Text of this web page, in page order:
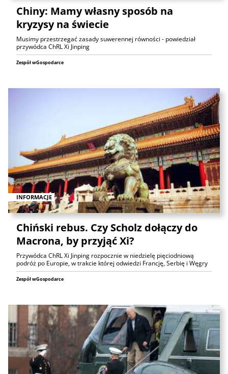
Chiny: Mamy własny sposób na
kryzysy na świecie
Musimy przestrzegać zasady suwerennej równości - powiedział
przywódca ChRL Xi Jinping
Zespół wGospodarce
INFORMACJE
Chiński rebus. Czy Scholz dołączy do
Macrona, by przyjąć Xi?
Przywódca ChRL Xi Jinping rozpocznie w niedzielę pięciodniową
podróż po Europie, w trakcie której odwiedzi Francję, Serbię i Węgry
Zespół wGospodarce